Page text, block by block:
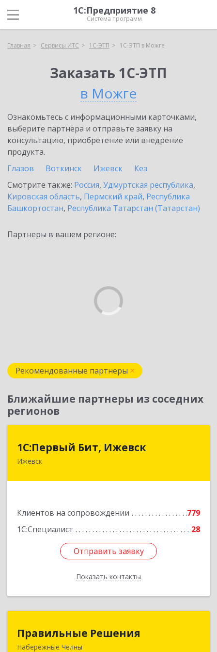
1С:Предприятие 8
Система программ
Главная Сервисы ИТС 1С-ЭТП 1С-ЭТП в Можге
Заказать 1С-ЭТП
в Можге
Ознакомьтесь с информационными карточками,
выберите партнёра и отправьте заявку на
консультацию, приобретение или внедрение
продукта.
Глазов
Воткинск Ижевск
Кез
Смотрите также: Россия, Удмуртская республика,
Кировская область, Пермский край, Республика
Башкортостан, Республика Татарстан (Татарстан)
Партнеры в вашем регионе:
Рекомендованные партнеры
Ближайшие партнеры из соседних
регионов
1С:Первый Бит, Ижевск
Ижевск
Клиентов на сопровождении
779
1С:Специалист
28
Отправить заявку
Показать контакты
1С:Первый Бит, Ижевск
Отправить заявку
Назад
Правильные Решения
Набережные Челны
423832, Татарстан Респ, Набережные Челны г,